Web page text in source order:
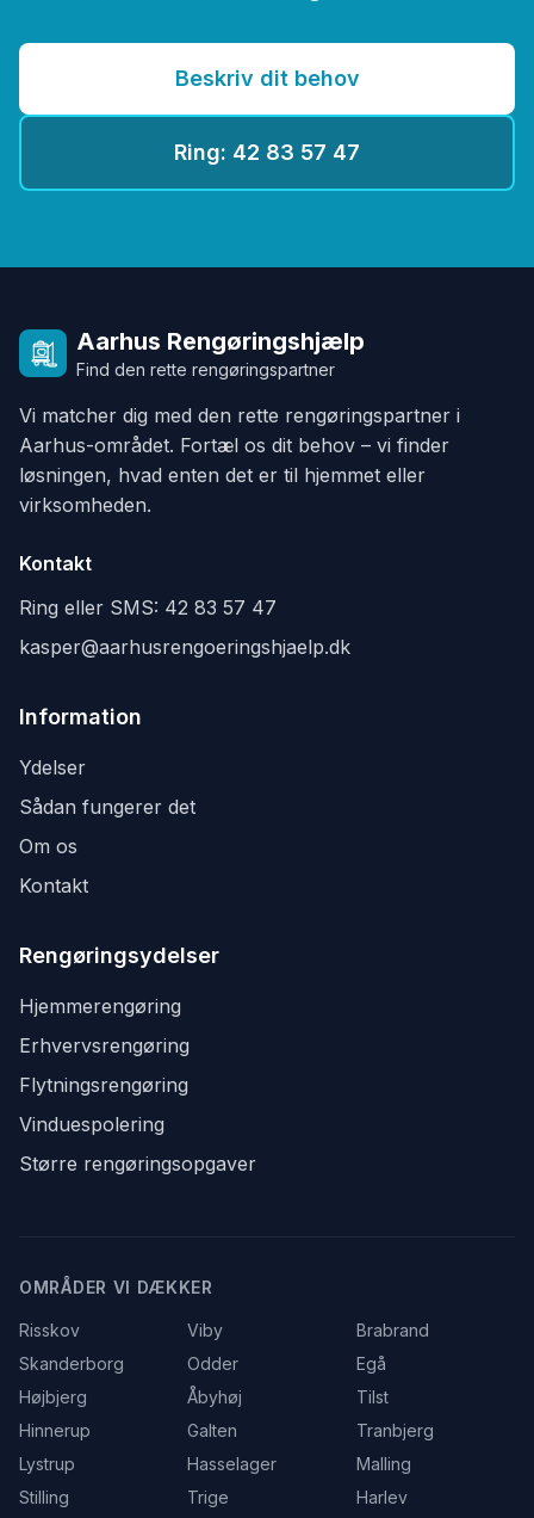
Beskriv dit behov
Ring: 42 83 57 47
Aarhus Rengøringshjælp
Find den rette rengøringspartner
Vi matcher dig med den rette rengøringspartner i
Aarhus-området. Fortæl os dit behov – vi finder
løsningen, hvad enten det er til hjemmet eller
virksomheden.
Kontakt
Ring eller SMS: 42 83 57 47
kasper@aarhusrengoeringshjaelp.dk
Information
Ydelser
Sådan fungerer det
Om os
Kontakt
Rengøringsydelser
Hjemmerengøring
Erhvervsrengøring
Flytningsrengøring
Vinduespolering
Større rengøringsopgaver
OMRÅDER VI DÆKKER
Risskov Viby
Brabrand
Skanderborg
Odder
Egå
Højbjerg
Åbyhøj
Tilst
Hinnerup
Galten
Tranbjerg
Lystrup
Hasselager
Malling
Stilling
Trige Harlev